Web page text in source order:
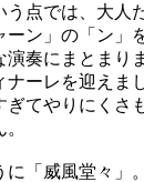
点では、大人
ン」の「ン」
奏にまとま
ーレを迎えま
てやりにくさ
「威風堂々」